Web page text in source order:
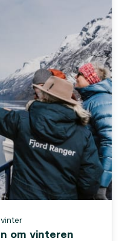
om vinteren